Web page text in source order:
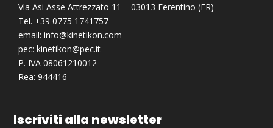
Via Asi Asse Attrezzato 11 – 03013 Ferentino (FR)
Tel. +39 0775 1741757
email:info@kinetikon.com
pec:kinetikon@pec.it
P. IVA 08061210012
Rea: 944416
Iscriviti alla newsletter